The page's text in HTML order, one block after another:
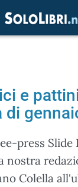
e
di
press Slide
nostra
Colella